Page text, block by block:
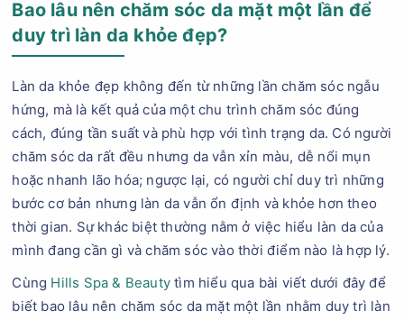
Bao lâu nên chăm sóc da mặt một lần để
duy trì làn da khỏe đẹp?
Làn da khỏe đẹp không đến từ những lần chăm sóc ngẫu
hứng, mà là kết quả của một chu trình chăm sóc đúng
cách, đúng tần suất và phù hợp với tình trạng da. Có người
chăm sóc da rất đều nhưng da vẫn xỉn màu, dễ nổi mụn
hoặc nhanh lão hóa; ngược lại, có người chỉ duy trì những
bước cơ bản nhưng làn da vẫn ổn định và khỏe hơn theo
thời gian. Sự khác biệt thường nằm ở việc hiểu làn da của
mình đang cần gì và chăm sóc vào thời điểm nào là hợp lý.
Cùng Hills Spa & Beauty tìm hiểu qua bài viết dưới đây để
biết bao lâu nên chăm sóc da mặt một lần nhằm duy trì làn